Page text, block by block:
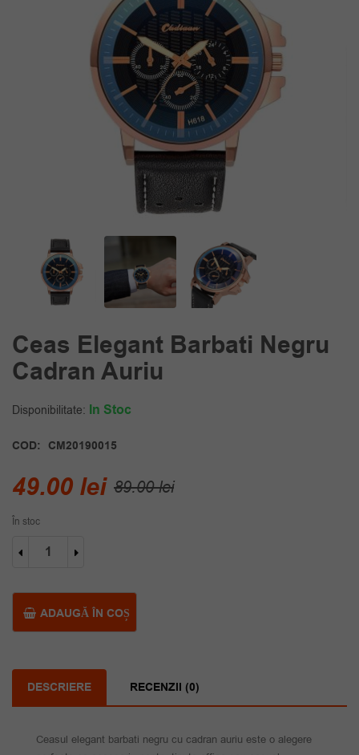
Ceas Elegant Barbati Negru
Cadran Auriu
Disponibilitate: In Stoc
COD: CM20190015
89.00leiPrețul
49.00 lei
Prețul
În stoc
Cantitate
Ceas
cadran
auriu
ADAUGĂ ÎN COȘ
DESCRIERE RECENZII (0)
Ceasul elegant barbati negru cu cadran auriu este o alegere